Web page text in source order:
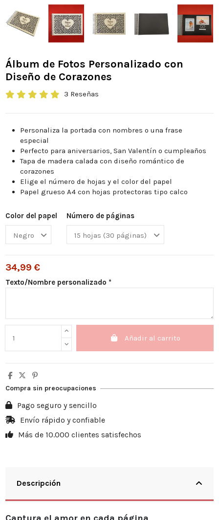
Álbum de Fotos Personalizado con
Diseño de Corazones
3 Reseñas
Personaliza la portada con nombres o una frase
especial
Perfecto para aniversarios, San Valentín o cumpleaños
Tapa de madera calada con diseño romántico de
corazones
Elige el número de hojas y el color del papel
Papel grueso A4 con hojas protectoras tipo calco
Color del papel Número de páginas
34,99 €
Texto/Nombre personalizado *
Añadir al carrito
Compra sin preocupaciones
Pago seguro y sencillo
Envío rápido y confiable
Más de 10.000 clientes satisfechos
Descripción